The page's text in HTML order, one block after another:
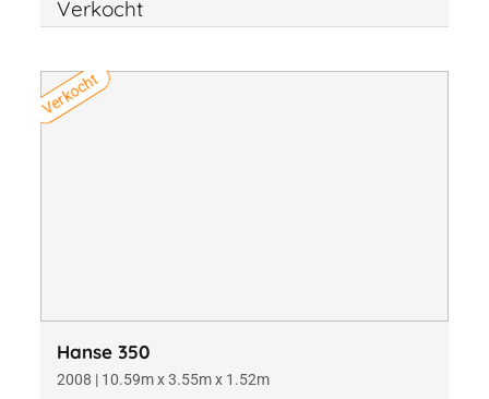
Verkocht
Verkocht
Hanse 350
2008 | 10.59m x 3.55m x 1.52m